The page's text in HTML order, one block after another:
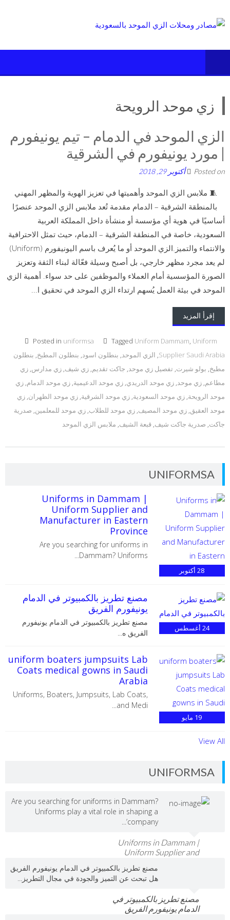
to
زي موحد الرويحة
الزي الموحد في الدمام – تيم يونيفورم
| مورد يونيفورم في الشرقية
Posted on أكتوبر 29, 2018
🧵 ملابس الزي الموحد وأهميتها في تعزيز الهوية والمظهر المهني
بالمنطقة الشرقية – الدمام مقدمة تُعد ملابس الزي الموحد عنصرًا
أساسيًا في هوية أي مؤسسة أو منشأة داخل المملكة العربية
السعودية، خاصة في المنطقة الشرقية – الدمام، حيث تمثل الاحترافية
والانتماء والتميز.الزي الموحد أو ما يُعرف باسم اليونيفورم (Uniform)
لم يعد مجرد مظهر خارجي، بل أصبح وسيلة فعّالة لبناء الثقة وتعزيز
الصورة المؤسسية أمام العملاء والموظفين على حد سواء. أهمية الزي
الموحد في بيئة العمل يُسهم ارتداء الزي الموحد في تحقيق ا...
إقرأ المزيد
Posted in uniformsa Tagged Uniform Dammam, Uniform
Supplier Saudi Arabia
, الزي الموحد, بنطلون اسود, بنطلون المطبخ, بنطلون
مطبخ, بولو شيرت, تفصيل زي موحد, جاكت تقديم, زي شيف, زي مدارس, زي
مطاعم, زي موحد, زي موحد الدريدي, زي موحد الدعيمية, زي موحد الدمام, زي
موحد الرويحة, زي موحد السعودية, زي موحد الشرقية, زي موحد الظهران, زي
موحد العقيق, زي موحد المصيف, زي موحد للطلاب, زي موحد للمعلمين, صدرية
جاكت, صدرية جاكت شيف, قبعة الشيف, ملابس الزي الموحد
UNIFORMSA
28 أكتوبر
Uniforms in Dammam |
Uniform Supplier and
Manufacturer in Eastern
Province
Are you searching for uniforms in
Dammam? Uniforms...
24 أغسطس
مصنع تطريز بالكمبيوتر في الدمام
يونيفورم الفريق
مصنع تطريز بالكمبيوتر في الدمام يونيفورم
الفريق ه...
19 مايو
uniform boaters jumpsuits Lab
Coats medical gowns in Saudi
Arabia
‏Uniforms, Boaters, Jumpsuits, Lab Coats,
and Medi...
View All
UNIFORMSA
Are you searching for uniforms in Dammam?
Uniforms play a vital role in shaping a
company’...
Uniforms in Dammam |
Uniform Supplier and
مصنع تطريز بالكمبيوتر في الدمام يونيفورم الفريق
هل تبحث عن التميز والجودة في مجال التطريز...
مصنع تطريز بالكمبيوتر في
الدمام يونيفورم الفريق